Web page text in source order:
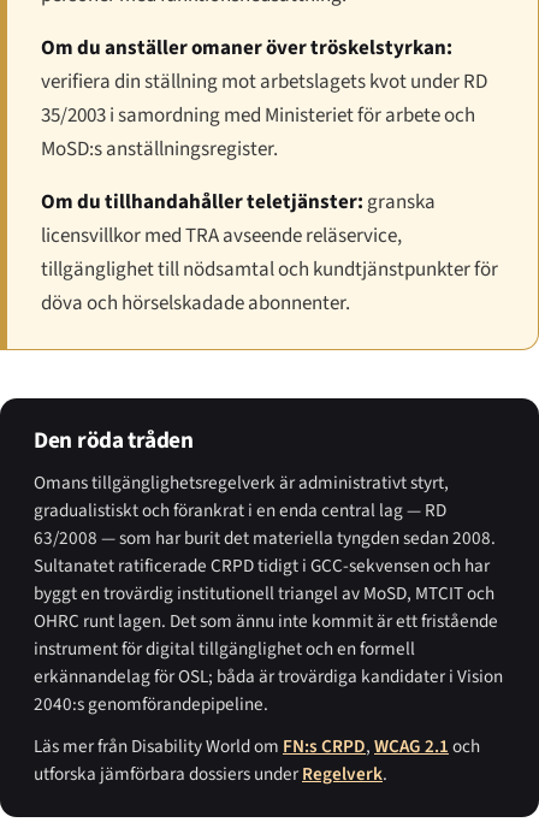
Om du anställer omaner över tröskelstyrkan:
verifiera din ställning mot arbetslagets kvot under RD
35/2003 i samordning med Ministeriet för arbete och
MoSD:s anställningsregister.
Om du tillhandahåller teletjänster: granska
licensvillkor med TRA avseende reläservice,
tillgänglighet till nödsamtal och kundtjänstpunkter för
döva och hörselskadade abonnenter.
Den röda tråden
Omans tillgänglighetsregelverk är administrativt styrt,
gradualistiskt och förankrat i en enda central lag — RD
63/2008 — som har burit det materiella tyngden sedan 2008.
Sultanatet ratificerade CRPD tidigt i GCC-sekvensen och har
byggt en trovärdig institutionell triangel av MoSD, MTCIT och
OHRC runt lagen. Det som ännu inte kommit är ett fristående
instrument för digital tillgänglighet och en formell
erkännandelag för OSL; båda är trovärdiga kandidater i Vision
2040:s genomförandepipeline.
Läs mer från Disability World om FN:s CRPD,WCAG 2.1och
utforska jämförbara dossiers underRegelverk.